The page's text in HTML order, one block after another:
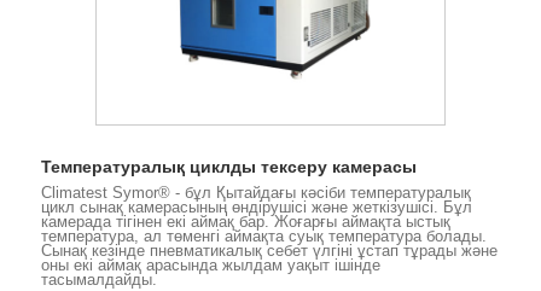
Температуралық циклды тексеру камерасы
Climatest Symor® - бұл Қытайдағы кәсіби температуралық
цикл сынақ камерасының өндірушісі және жеткізушісі. Бұл
камерада тігінен екі аймақ бар. Жоғарғы аймақта ыстық
температура, ал төменгі аймақта суық температура болады.
Сынақ кезінде пневматикалық себет үлгіні ұстап тұрады және
оны екі аймақ арасында жылдам уақыт ішінде
тасымалдайды.